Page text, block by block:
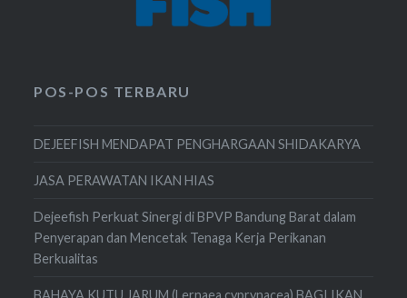
POS-POS TERBARU
DEJEEFISH MENDAPAT PENGHARGAAN SHIDAKARYA
JASA PERAWATAN IKAN HIAS
Dejeefish Perkuat Sinergi di BPVP Bandung Barat dalam
Penyerapan dan Mencetak Tenaga Kerja Perikanan
Berkualitas
BAHAYA KUTU JARUM (Lernaea cyprynacea) BAGI IKAN